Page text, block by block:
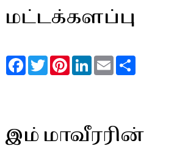
மட்டக்களப்பு
FacebookTwitterPinterestLinkedInEmail
இம் மாவீரரின்